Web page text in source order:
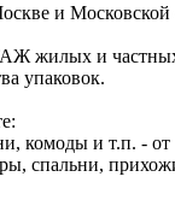
и Московской
жилых и частных
упаковок.
комоды и т.п. - от
спальни,